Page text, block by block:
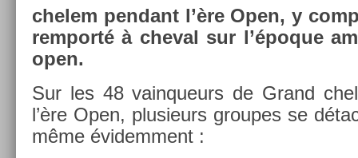
chelem pen­dant l’ère Open, y
re­mporté à chev­al sur l’époque
open.
Sur les 48 vain­queurs de Grand
l’ère Open, plusieurs groupes se
même évidem­ment :